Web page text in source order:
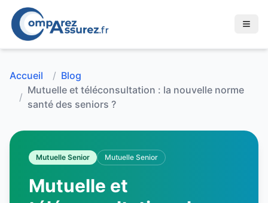
Accueil / Blog
/
Mutuelle et téléconsultation : la nouvelle norme
santé des seniors ?
Mutuelle Senior Mutuelle Senior
Mutuelle et